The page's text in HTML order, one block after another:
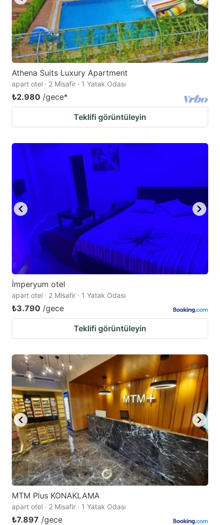
Athena Suits Luxury Apartment
apart otel · 2 Misafir · 1 Yatak Odası
₺2.980 /gece*
Teklifi görüntüleyin
İmperyum otel
apart otel · 2 Misafir · 1 Yatak Odası
₺3.790 /gece
Teklifi görüntüleyin
MTM Plus KONAKLAMA
apart otel · 2 Misafir · 1 Yatak Odası
₺7.897 /gece